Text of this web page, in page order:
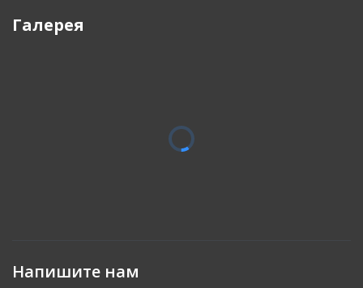
Галерея
Напишите нам